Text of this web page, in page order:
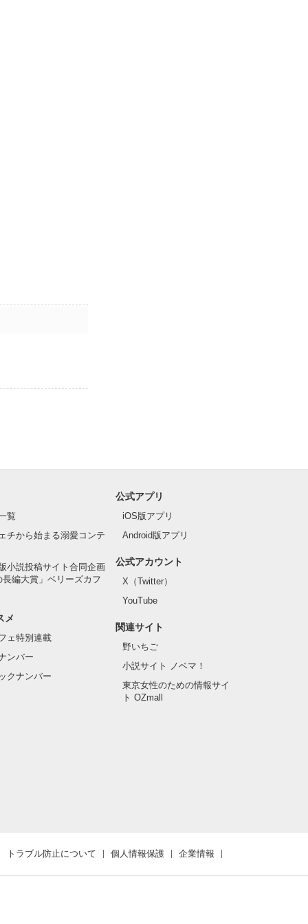
覧
チから始まる溺愛コンテ
小説投稿サイト合同企画
長編大賞」ベリーズカフ
メ
ェ特別連載
ンバー
クナンバー
公式アプリ
iOS版アプリ
Android版アプリ
公式アカウント
X（Twitter）
YouTube
関連サイト
野いちご
小説サイト ノベマ！
東京女性のための情報サイ
ト OZmall
トラブル防止について 個人情報保護 企業情報